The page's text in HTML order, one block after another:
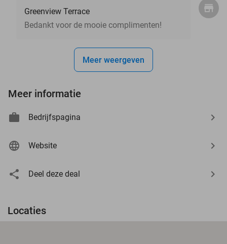
Greenview Terrace
Bedankt voor de mooie complimenten!
Meer weergeven
Meer informatie
Bedrijfspagina
Website
Deel deze deal
Locaties